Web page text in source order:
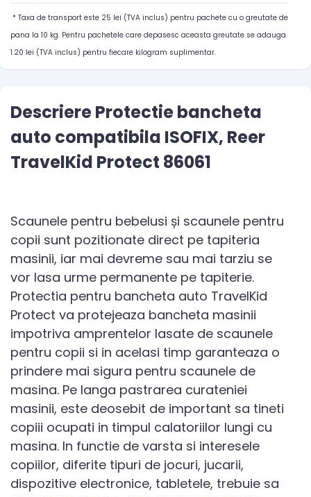
* Taxa de transport este 25 lei (TVA inclus) pentru pachete cu o greutate de
pana la 10 kg. Pentru pachetele care depasesc aceasta greutate se adauga
1.20 lei (TVA inclus) pentru fiecare kilogram suplimentar.
Descriere Protectie bancheta
auto compatibila ISOFIX, Reer
TravelKid Protect 86061
Scaunele pentru bebelusi și scaunele pentru
copii sunt pozitionate direct pe tapiteria
masinii, iar mai devreme sau mai tarziu se
vor lasa urme permanente pe tapiterie.
Protectia pentru bancheta auto TravelKid
Protect va protejeaza bancheta masinii
impotriva amprentelor lasate de scaunele
pentru copii si in acelasi timp garanteaza o
prindere mai sigura pentru scaunele de
masina. Pe langa pastrarea curateniei
masinii, este deosebit de important sa tineti
copiii ocupati in timpul calatoriilor lungi cu
masina. In functie de varsta si interesele
copiilor, diferite tipuri de jocuri, jucarii,
dispozitive electronice, tabletele, trebuie sa